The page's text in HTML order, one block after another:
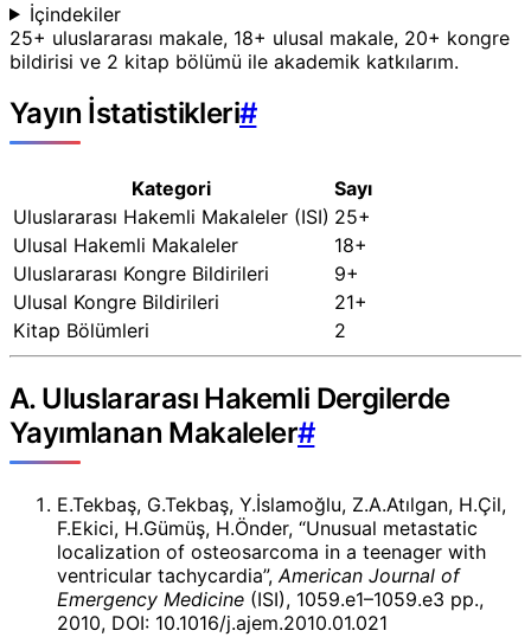
İçindekiler
25+ uluslararası makale, 18+ ulusal makale, 20+ kongre
bildirisi ve 2 kitap bölümü ile akademik katkılarım.
Yayın İstatistikleri#
Kategori
Sayı
Uluslararası Hakemli Makaleler (ISI) 25+
Ulusal Hakemli Makaleler
18+
Uluslararası Kongre Bildirileri
9+
Ulusal Kongre Bildirileri
21+
Kitap Bölümleri
2
A. Uluslararası Hakemli Dergilerde
Yayımlanan Makaleler#
E.Tekbaş, G.Tekbaş, Y.İslamoğlu, Z.A.Atılgan, H.Çil,
F.Ekici, H.Gümüş, H.Önder, “Unusual metastatic
localization of osteosarcoma in a teenager with
ventricular tachycardia”,American Journal of
Emergency Medicine (ISI), 1059.e1–1059.e3 pp.,
2010, DOI: 10.1016/j.ajem.2010.01.021